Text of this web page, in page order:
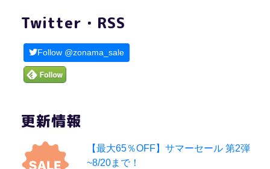
Twitter・RSS
Follow @zonama_sale
更新情報
【最大65％OFF】サマーセール 第2弾
~8/20まで！